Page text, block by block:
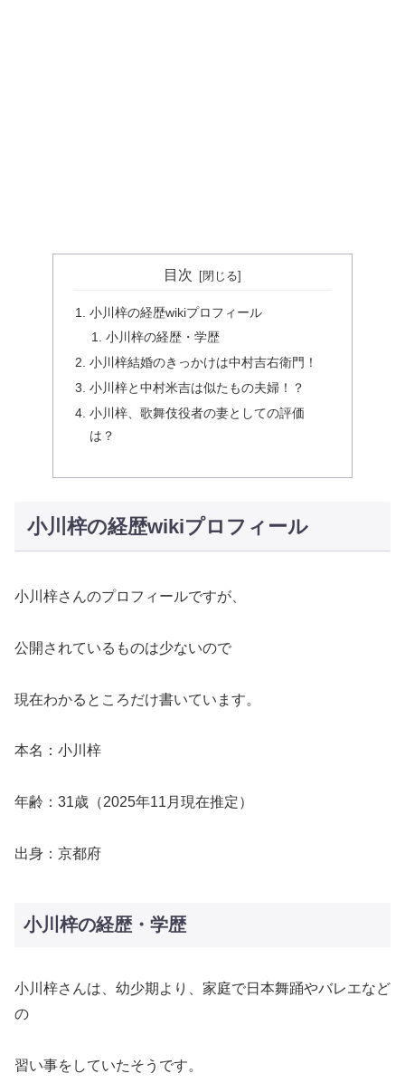
目次
小川梓の経歴wikiプロフィール
小川梓の経歴・学歴
小川梓結婚のきっかけは中村吉右衛門！
小川梓と中村米吉は似たもの夫婦！？
小川梓、歌舞伎役者の妻としての評価
は？
小川梓の経歴wikiプロフィール
小川梓さんのプロフィールですが、
公開されているものは少ないので
現在わかるところだけ書いています。
本名：小川梓
年齢：31歳（2025年11月現在推定）
出身：京都府
小川梓の経歴・学歴
小川梓さんは、幼少期より、家庭で日本舞踊やバレエなど
の
習い事をしていたそうです。